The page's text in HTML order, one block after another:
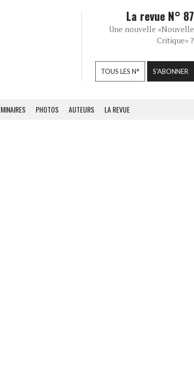
La revue N° 87
Une nouvelle «Nouvelle
Critique» ?
TOUS LES N° S'ABONNER
PHOTOS AUTEURS LA REVUE